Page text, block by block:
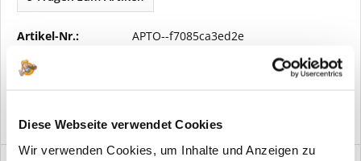
Diese Webseite verwendet Cookies
Wir verwenden Cookies, um Inhalte und Anzeigen zu
Artikel-Nr.: APTO--f7085ca3ed2e
Vorteile